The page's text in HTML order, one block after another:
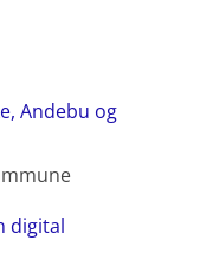
Andebu og
digital